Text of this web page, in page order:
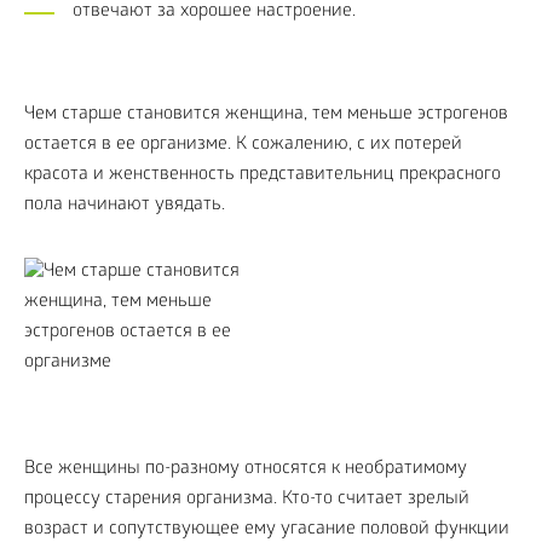
отвечают за хорошее настроение.
Чем старше становится женщина, тем меньше эстрогенов
остается в ее организме. К сожалению, с их потерей
красота и женственность представительниц прекрасного
пола начинают увядать.
Все женщины по-разному относятся к необратимому
процессу старения организма. Кто-то считает зрелый
возраст и сопутствующее ему угасание половой функции